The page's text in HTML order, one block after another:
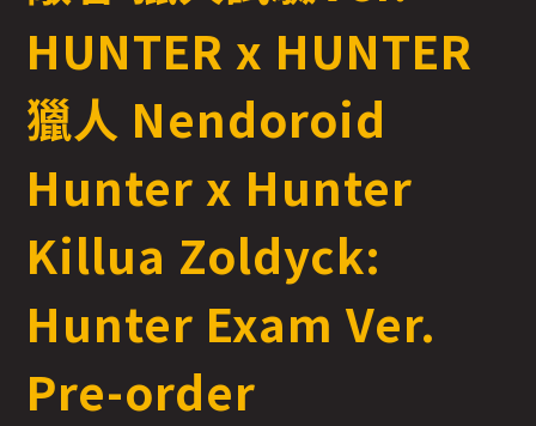
HUNTER x HUNTER
獵人 Nendoroid
Hunter x Hunter
Killua Zoldyck:
Hunter Exam Ver.
Pre-order